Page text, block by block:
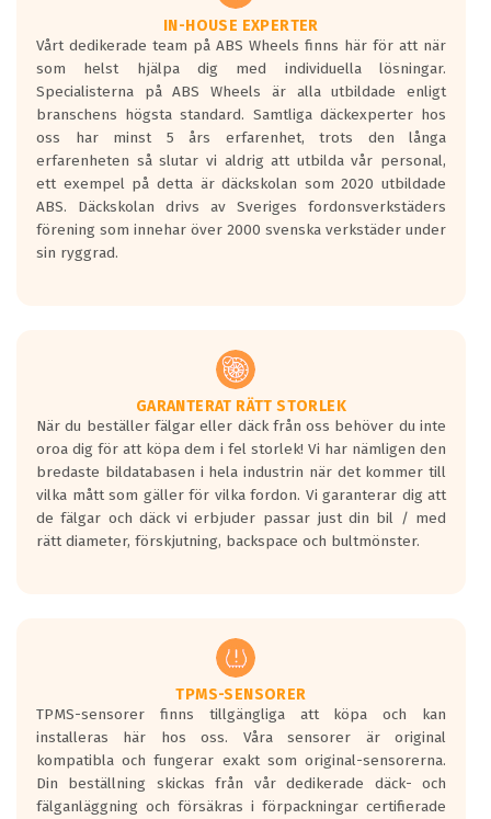
Våtgrepp egenskaper:
Betygsskalan är satt A till F. Där A påvisar
den kortaste bromssträckan och F är den
längsta.
Inga D eller G betyg delas ut för
personbilar och lätta lastbilar.
Betyget sätts efter ett test där däcken
skall bromsa in på en väg där det ligger
0.5-1.5 mm vatten.
I 80km/h kommer skillnaden på
Vid körning i över 50km/h brukar
rullmotståndets ljud överträffa
motorljudet.
På däckmärkningen kommer det finnas
en symbol av ett däck med vågar. Hög
bullernivå markeras med svarta vågor
medans de vita vågorna påvisar om det är
ett tyst däck.
regelverket som introduceras år 2016.
Ett däck med två svarta vågor är redan
godkända för år 2016 nya regelverk.
Ett däck med en svart våg kommer vara
minst tre decibel tystare än det
regelverk som börjar gälla 2016.
IN-HOUSE EXPERTER
Vårt dedikerade team på ABS Wheels finns här för att när
som helst hjälpa dig med individuella lösningar.
Specialisterna på ABS Wheels är alla utbildade enligt
branschens högsta standard. Samtliga däckexperter hos
oss har minst 5 års erfarenhet, trots den långa
erfarenheten så slutar vi aldrig att utbilda vår personal,
ett exempel på detta är däckskolan som 2020 utbildade
ABS. Däckskolan drivs av Sveriges fordonsverkstäders
förening som innehar över 2000 svenska verkstäder under
sin ryggrad.
GARANTERAT RÄTT STORLEK
När du beställer fälgar eller däck från oss behöver du inte
oroa dig för att köpa dem i fel storlek! Vi har nämligen den
bredaste bildatabasen i hela industrin när det kommer till
vilka mått som gäller för vilka fordon. Vi garanterar dig att
de fälgar och däck vi erbjuder passar just din bil / med
rätt diameter, förskjutning, backspace och bultmönster.
TPMS-SENSORER
TPMS-sensorer finns tillgängliga att köpa och kan
installeras här hos oss. Våra sensorer är original
kompatibla och fungerar exakt som original-sensorerna.
Din beställning skickas från vår dedikerade däck- och
fälganläggning och försäkras i förpackningar certifierade